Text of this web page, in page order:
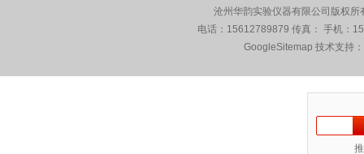
沧州华韵实验仪器有限公司版权
电话：15612789879 传真： 手机：
GoogleSitemap 技术支持